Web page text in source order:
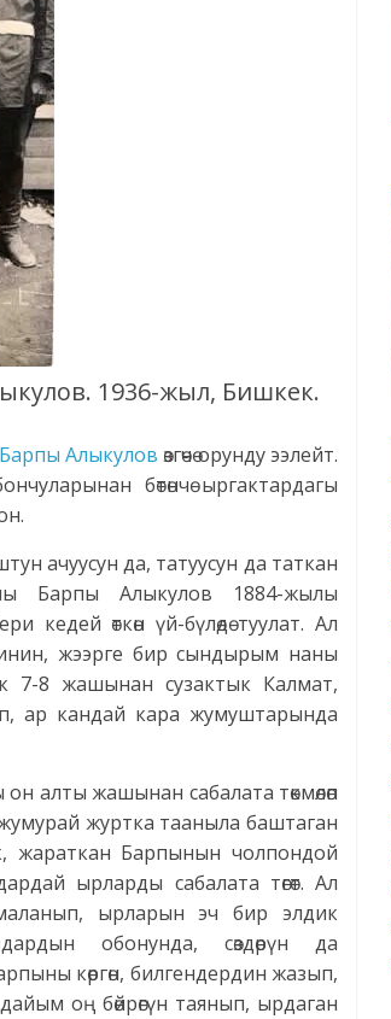
1936-жыл, Бишкек.
Барпы Алыкулов өзгөчө орунду ээлейт.
бөтөнчө ыргактардагы
ачуусун да, татуусун да таткан
Барпы Алыкулов 1884-жылы
өткөн үй-бүлөдө туулат. Ал
жээрге бир сындырым наны
7-8 жашынан сузактык Калмат,
ар кандай кара жумуштарында
алты жашынан сабалата төкмөлөп
журтка тааныла баштаган
жараткан Барпынын чолпондой
ырларды сабалата төгөт. Ал
ырларын эч бир элдик
обонунда, сөздөрүн да
көргөн, билгендердин жазып,
оң бөйрөгүн таянып, ырдаган